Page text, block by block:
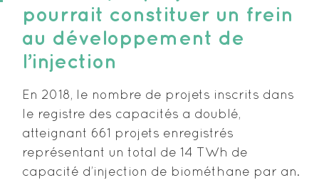
pourrait constituer un frein
au développement de
l’injection
En 2018, le nombre de projets inscrits dans
le registre des capacités a doublé,
atteignant 661 projets enregistrés
représentant un total de 14 TWh de
capacité d’injection de biométhane par an.